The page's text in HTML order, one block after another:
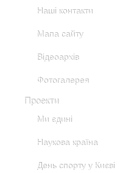
Наші контакти
Мапа сайту
Відеоархів
Фотогалерея
Проекти
Ми єдині
Наукова країна
День спорту у Києві